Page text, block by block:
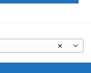
×